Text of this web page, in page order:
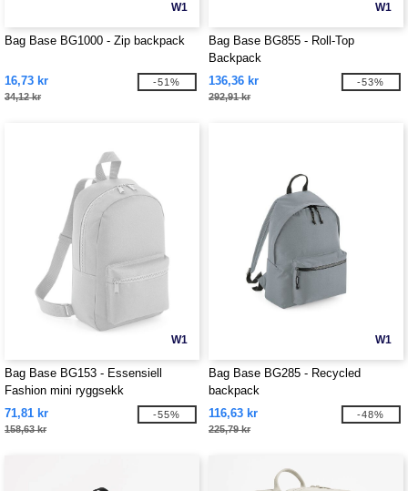
W1
Bag Base BG1000 - Zip backpack
16,73 kr
34,12 kr
-51%
W1
Bag Base BG855 - Roll-Top
Backpack
136,36 kr
292,91 kr
-53%
W1
Bag Base BG153 - Essensiell
Fashion mini ryggsekk
71,81 kr
158,63 kr
-55%
W1
Bag Base BG285 - Recycled
backpack
116,63 kr
225,79 kr
-48%